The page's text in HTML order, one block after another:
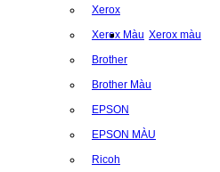
Xerox
Xerox Màu Xerox màu
Brother
Brother Màu
EPSON
EPSON MÀU
Ricoh